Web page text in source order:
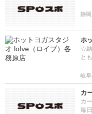
静
ホ
☆結
と
岐
カ
カ
毎